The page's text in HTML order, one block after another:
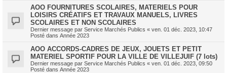
AOO FOURNITURES SCOLAIRES, MATERIELS POUR
LOISIRS CRÉATIFS ET TRAVAUX MANUELS, LIVRES
SCOLAIRES ET NON SCOLAIRES
Dernier message par Service Marchés Publics « ven. 01 déc. 2023, 10:47
Posté dans Année 2023
AOO ACCORDS-CADRES DE JEUX, JOUETS ET PETIT
MATERIEL SPORTIF POUR LA VILLE DE VILLEJUIF (7 lots)
Dernier message par Service Marchés Publics « ven. 01 déc. 2023, 09:50
Posté dans Année 2023